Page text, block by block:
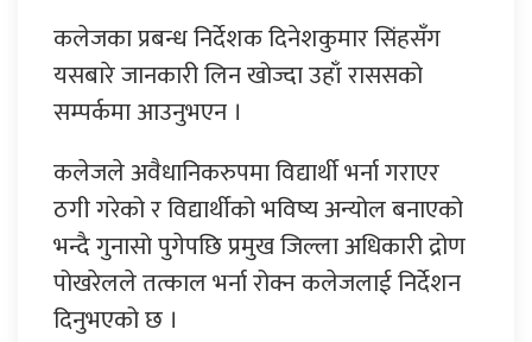
कलेजका प्रबन्ध निर्देशक दिनेशकुमार सिंहसँग
यसबारे जानकारी लिन खोज्दा उहाँ राससको
सम्पर्कमा आउनुभएन ।
कलेजले अवैधानिकरुपमा विद्यार्थी भर्ना गराएर
ठगी गरेको र विद्यार्थीको भविष्य अन्योल बनाएको
भन्दै गुनासो पुगेपछि प्रमुख जिल्ला अधिकारी द्रोण
पोखरेलले तत्काल भर्ना रोक्न कलेजलाई निर्देशन
दिनुभएको छ ।